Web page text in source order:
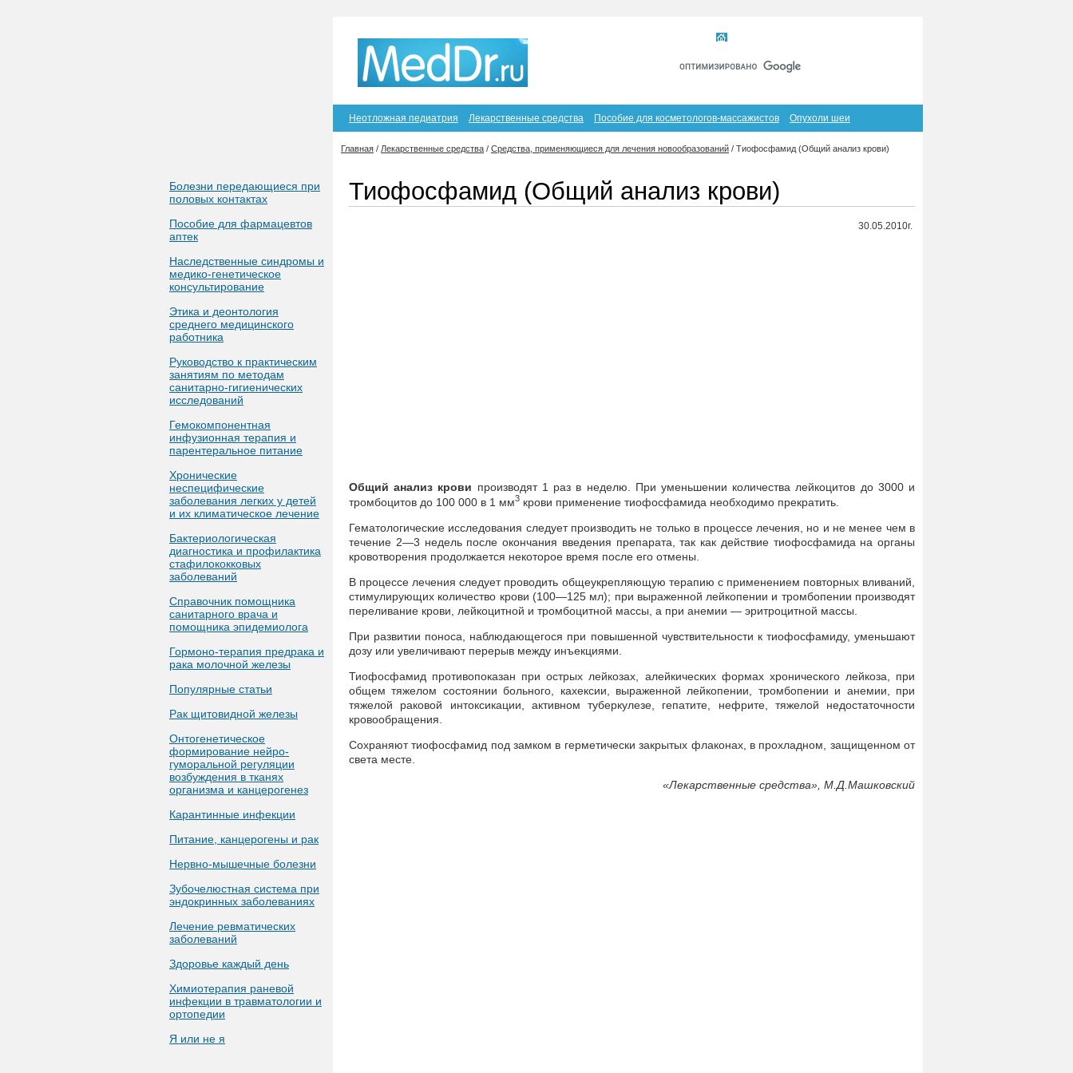
Болезни передающиеся при
половых контактах
Пособие для фармацевтов
аптек
Наследственные синдромы и
медико-генетическое
консультирование
Этика и деонтология
среднего медицинского
работника
Руководство к практическим
занятиям по методам
санитарно-гигиенических
исследований
Гемокомпонентная
инфузионная терапия и
парентеральное питание
Хронические
неспецифические
заболевания легких у детей
и их климатическое лечение
Бактериологическая
диагностика и профилактика
стафилококковых
заболеваний
Справочник помощника
санитарного врача и
помощника эпидемиолога
Гормоно-терапия предрака и
рака молочной железы
Популярные статьи
Рак щитовидной железы
Онтогенетическое
формирование нейро-
гуморальной регуляции
возбуждения в тканях
организма и канцерогенез
Карантинные инфекции
Питание, канцерогены и рак
Нервно-мышечные болезни
Зубочелюстная система при
эндокринных заболеваниях
Лечение ревматических
заболеваний
Здоровье каждый день
Химиотерапия раневой
инфекции в травматологии и
ортопедии
Я или не я
Неотложная педиатрия Лекарственные средства Пособие для косметологов-массажистов Опухоли шеи
Главная / Лекарственные средства / Средства, применяющиеся для лечения новообразований / Тиофосфамид (Общий анализ крови)
Тиофосфамид (Общий анализ крови)
30.05.2010г.
Общий анализ крови производят 1 раз в неделю. При уменьшении количества лейкоцитов до 3000 и
тромбоцитов до 100 000 в 1 мм3 крови применение тиофосфамида необходимо прекратить.
Гематологические исследования следует производить не только в процессе лечения, но и не менее чем в
течение 2—3 недель после окончания введения препарата, так как действие тиофосфамида на органы
кровотворения продолжается некоторое время после его отмены.
В процессе лечения следует проводить общеукрепляющую терапию с применением повторных вливаний,
стимулирующих количество крови (100—125 мл); при выраженной лейкопении и тромбопении производят
переливание крови, лейкоцитной и тромбоцитной массы, а при анемии — эритроцитной массы.
При развитии поноса, наблюдающегося при повышенной чувствительности к тиофосфамиду, уменьшают
дозу или увеличивают перерыв между инъекциями.
Тиофосфамид противопоказан при острых лейкозах, алейкических формах хронического лейкоза, при
общем тяжелом состоянии больного, кахексии, выраженной лейкопении, тромбопении и анемии, при
тяжелой раковой интоксикации, активном туберкулезе, гепатите, нефрите, тяжелой недостаточности
кровообращения.
Сохраняют тиофосфамид под замком в герметически закрытых флаконах, в прохладном, защищенном от
света месте.
«Лекарственные средства», М.Д.Машковский